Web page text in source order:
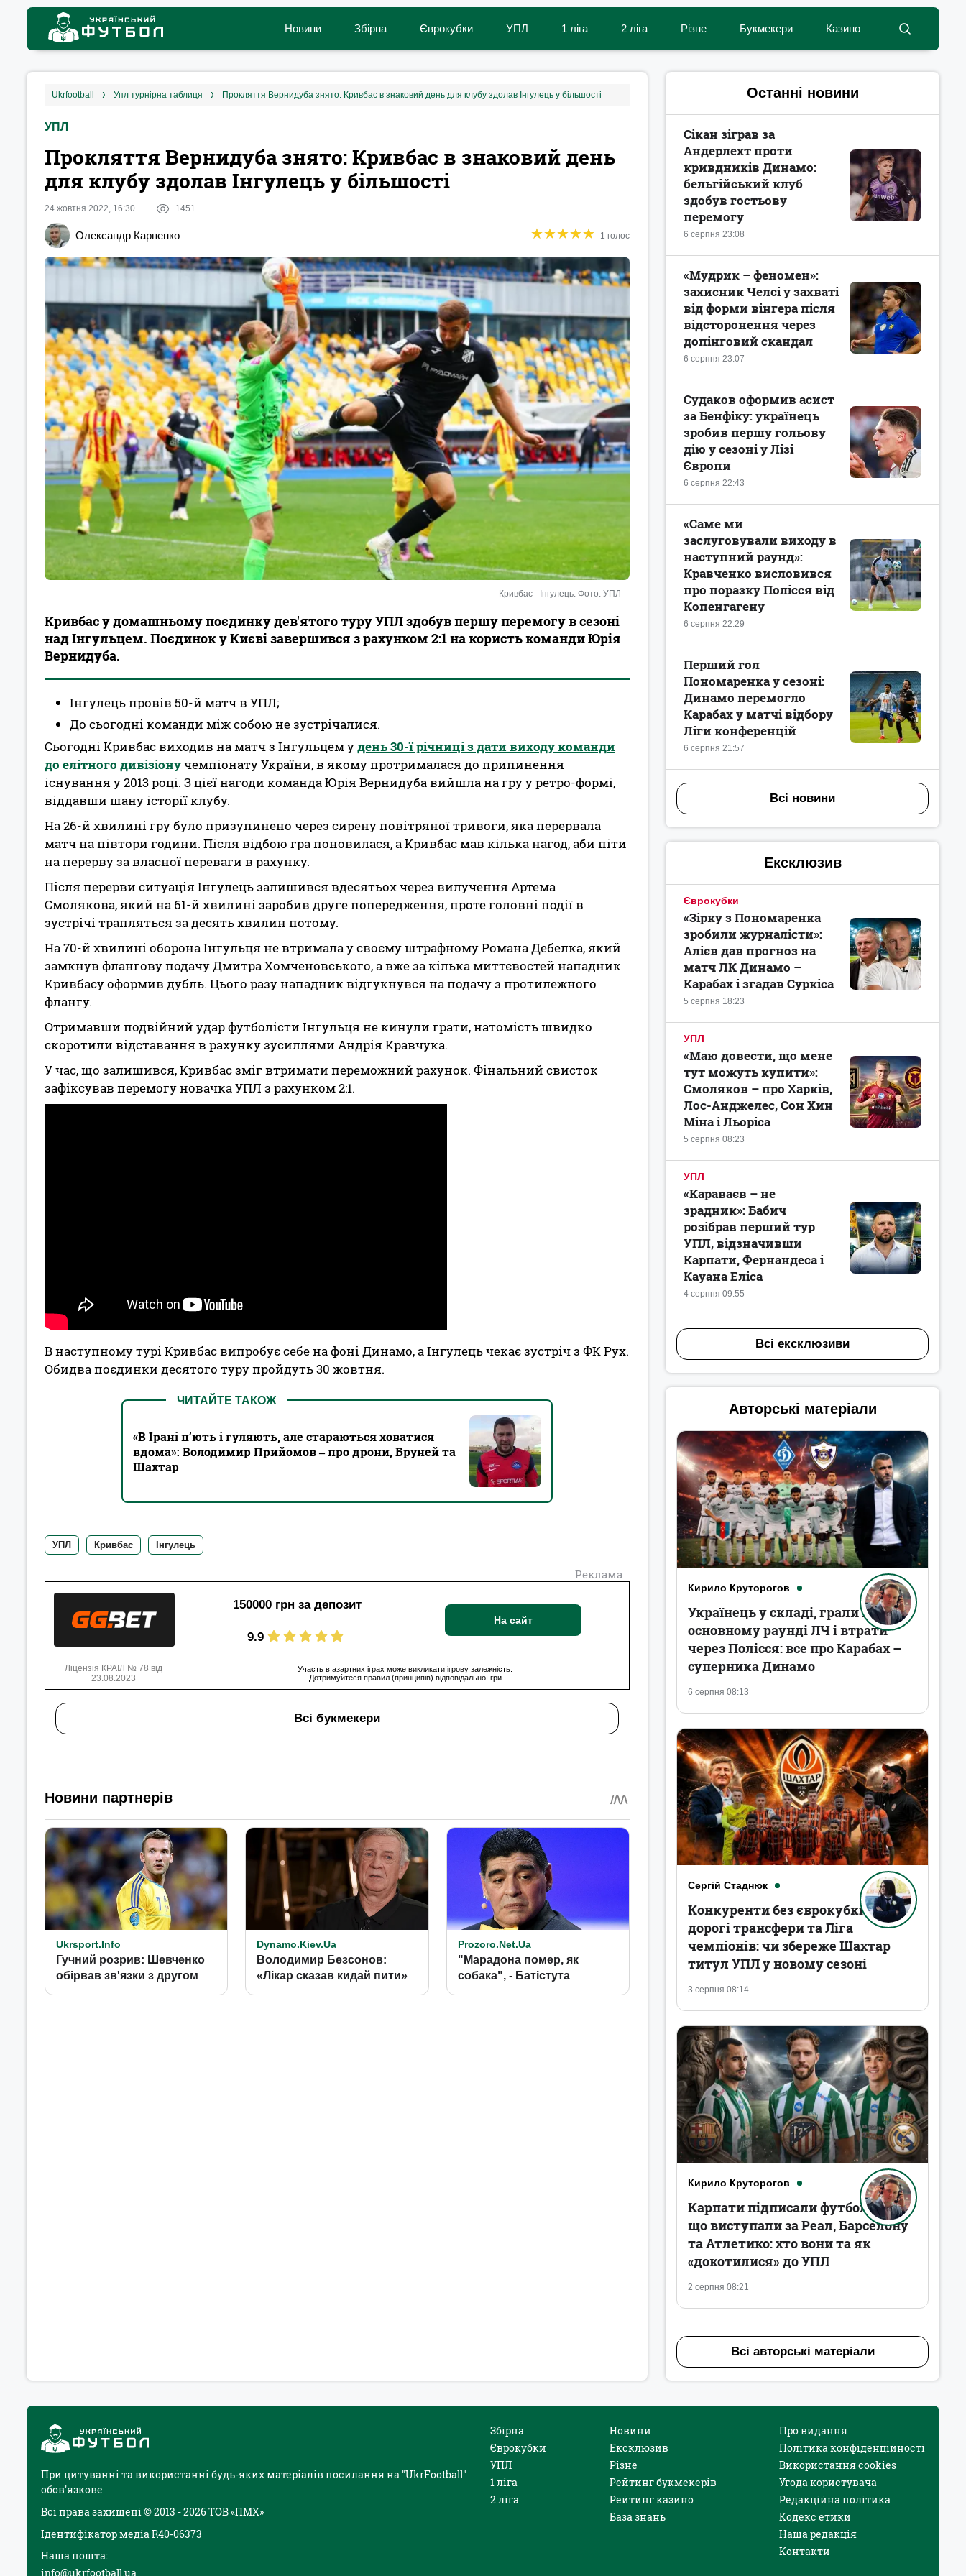
Новини Збірна Єврокубки УПЛ 1 ліга 2 ліга Різне Букмекери Казино
ukrfootball упл турнірна таблиця Прокляття Вернидуба знято: Кривбас в знаковий день для клубу здолав Інгулець у більшості
УПЛ
Прокляття Вернидуба знято: Кривбас в знаковий день
для клубу здолав Інгулець у більшості
24 жовтня 2022, 16:30 1451
Олександр Карпенко ★★★★★
★★★★★ 1 голос
Кривбас - Інгулець. Фото: УПЛ
Кривбас у домашньому поєдинку дев'ятого туру УПЛ здобув першу перемогу в сезоні
над Інгульцем. Поєдинок у Києві завершився з рахунком 2:1 на користь команди Юрія
Вернидуба.
Інгулець провів 50-й матч в УПЛ;
До сьогодні команди між собою не зустрічалися.
Сьогодні Кривбас виходив на матч з Інгульцем удень 30-ї річниці з дати виходу команди
до елітного дивізіонучемпіонату України, в якому протрималася до припинення
існування у 2013 році. З цієї нагоди команда Юрія Вернидуба вийшла на гру у ретро-формі,
віддавши шану історії клубу.
На 26-й хвилині гру було призупинено через сирену повітряної тривоги, яка перервала
матч на півтори години. Після відбою гра поновилася, а Кривбас мав кілька нагод, аби піти
на перерву за власної переваги в рахунку.
Після перерви ситуація Інгулець залишився вдесятьох через вилучення Артема
Смолякова, який на 61-й хвилині заробив друге попередження, проте головні події в
зустрічі трапляться за десять хвилин потому.
На 70-й хвилині оборона Інгульця не втримала у своєму штрафному Романа Дебелка, який
замкнув флангову подачу Дмитра Хомченовського, а вже за кілька миттєвостей нападник
Кривбасу оформив дубль. Цього разу нападник відгукнувся на подачу з протилежного
флангу.
Отримавши подвійний удар футболісти Інгульця не кинули грати, натомість швидко
скоротили відставання в рахунку зусиллями Андрія Кравчука.
У час, що залишився, Кривбас зміг втримати переможний рахунок. Фінальний свисток
зафіксував перемогу новачка УПЛ з рахунком 2:1.
В наступному турі Кривбас випробує себе на фоні Динамо, а Інгулець чекає зустріч з ФК Рух.
Обидва поєдинки десятого туру пройдуть 30 жовтня.
ЧИТАЙТЕ ТАКОЖ
«В Ірані п’ють і гуляють, але стараються ховатися
вдома»: Володимир Прийомов ‒ про дрони, Бруней та
Шахтар
УПЛ Кривбас Інгулець
Реклама
150000 грн за депозит
9.9
На сайт
Ліцензія КРАІЛ № 78 від
23.08.2023
Участь в азартних іграх може викликати ігрову залежність.
Дотримуйтеся правил (принципів) відповідальної гри
Всі букмекери
Останні новини
6 серпня 23:08
Сікан зіграв за
Андерлехт проти
кривдників Динамо:
бельгійський клуб
здобув гостьову
перемогу
6 серпня 23:07
«Мудрик – феномен»:
захисник Челсі у захваті
від форми вінгера після
відсторонення через
допінговий скандал
6 серпня 22:43
Судаков оформив асист
за Бенфіку: українець
зробив першу гольову
дію у сезоні у Лізі
Європи
6 серпня 22:29
«Саме ми
заслуговували виходу в
наступний раунд»:
Кравченко висловився
про поразку Полісся від
Копенгагену
6 серпня 21:57
Перший гол
Пономаренка у сезоні:
Динамо перемогло
Карабах у матчі відбору
Ліги конференцій
Всі новини
Ексклюзив
Єврокубки
5 серпня 18:23
«Зірку з Пономаренка
зробили журналісти»:
Алієв дав прогноз на
матч ЛК Динамо –
Карабах і згадав Суркіса
УПЛ
5 серпня 08:23
«Маю довести, що мене
тут можуть купити»:
Смоляков – про Харків,
Лос-Анджелес, Сон Хин
Міна і Льоріса
УПЛ
4 серпня 09:55
«Караваєв – не
зрадник»: Бабич
розібрав перший тур
УПЛ, відзначивши
Карпати, Фернандеса і
Кауана Еліса
Всі ексклюзиви
Авторські матеріали
Кирило Круторогов
6 серпня 08:13
Українець у складі, грали в
основному раунді ЛЧ і втрати
через Полісся: все про Карабах –
суперника Динамо
Сергій Стаднюк
3 серпня 08:14
Конкуренти без єврокубків,
дорогі трансфери та Ліга
чемпіонів: чи збереже Шахтар
титул УПЛ у новому сезоні
Кирило Круторогов
2 серпня 08:21
Карпати підписали футболістів,
що виступали за Реал, Барселону
та Атлетико: хто вони та як
«докотилися» до УПЛ
Всі авторські матеріали
При цитуванні та використанні будь-яких матеріалів посилання на "UkrFootball"
обов'язкове
Всі права захищені © 2013 - 2026 ТОВ «ПМХ»
Ідентифікатор медіа R40-06373
Наша пошта:
info@ukrfootball.ua
Збірна
Єврокубки
УПЛ
1 ліга
2 ліга
Новини
Ексклюзив
Різне
Рейтинг букмекерів
Рейтинг казино
База знань
Про видання
Політика конфіденційності
Використання cookies
Угода користувача
Редакційна політика
Кодекс етики
Наша редакція
Контакти